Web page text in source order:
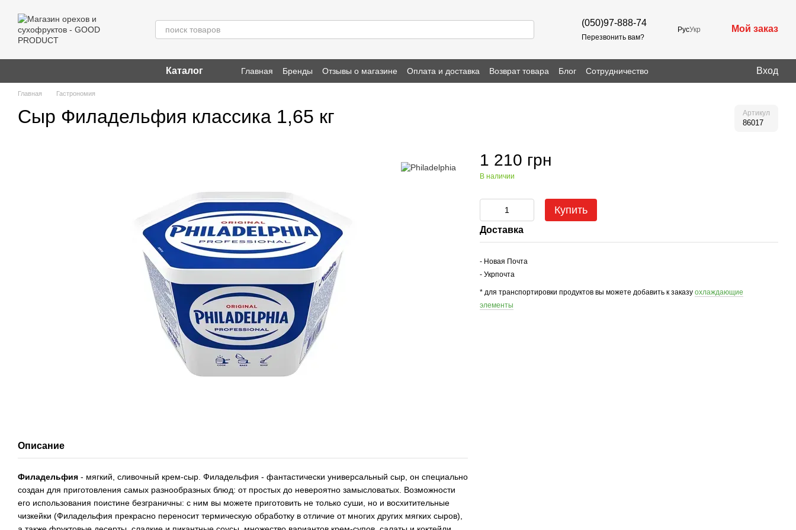
(050)97-888-74
Перезвонить вам?
РусУкр Мой заказ
Каталог Главная Бренды Отзывы о магазине Оплата и доставка Возврат товара Блог Сотрудничество Вход
Главная Гастрономия
Сыр Филадельфия классика 1,65 кг Артикул
86017
Описание
Филадельфия - мягкий, сливочный крем-сыр. Филадельфия - фантастически универсальный сыр, он специально
создан для приготовле­ния самых разнообразных блюд: от простых до невероятно замысловатых. Возможности
его использования поистине безграничны: с ним вы можете приготовить не только суши, но и восхитительные
чизкейки (Филадельфия прекрасно переносит термическую обработ­ку в отличие от многих других мягких сыров),
1 210 грн
В наличии
Купить
Доставка
- Новая Почта
- Укрпочта
* для транспортировки продуктов вы можете добавить к заказуохлаждающие
элементы